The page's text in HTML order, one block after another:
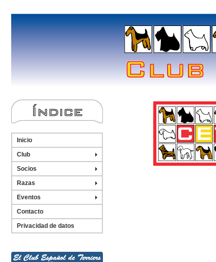
Inicio
Club
Socios
Razas
Eventos
Contacto
Privacidad de datos